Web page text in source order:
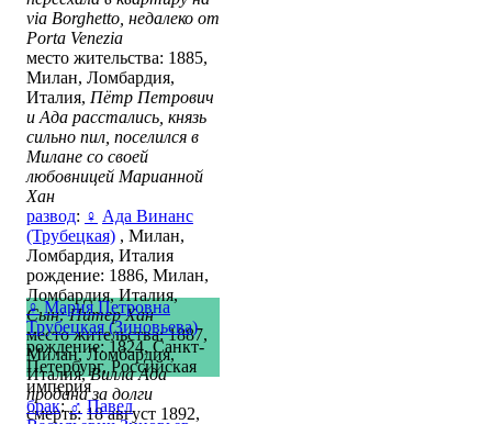
via Borghetto, недалеко от
Porta Venezia
место жительства: 1885,
Милан, Ломбардия,
Италия, Пётр Петрович
и Ада расстались, князь
сильно пил, поселился в
Милане со своей
любовницей Марианной
Хан
развод: ♀ Ада Винанс
(Трубецкая) , Милан,
Ломбардия, Италия
рождение: 1886, Милан,
Ломбардия, Италия,
Сын: Питер Хан
место жительства: 1887,
Милан, Ломбардия,
Италия,Вилла Ада
продана за долги
смерть: 18 август 1892,
♀ Мария Петровна
Трубецкая (Зиновьева)
рождение: 1824, Санкт-
Петербург, Российская
империя
брак:♂ Павел